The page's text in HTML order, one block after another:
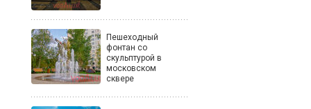
Пешеходный
фонтан со
скульптурой в
московском
сквере